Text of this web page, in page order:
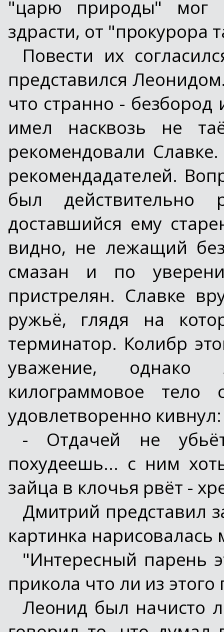
"царю природы" мог
здрасти, от "прокурора
Повести их
представился
что странно -
имел насквозь не
рекомендовали
рекомендадателей.
был действительно
доставшийся ему
видно, не лежащий
смазан и по
пристрелян. Славке
ружьё, глядя на
терминатор. Колибр
уважение, однако
килограммовое тело
удовлетворенно кивнул:
- Отдачей не
похудеешь... с ним
зайца в клочья рвёт -
Дмитрий представил
картинка
"Интересный парень
прикола что ли из этого
Леонид был начисто